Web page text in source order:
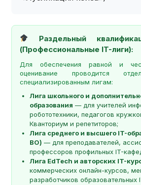
Раздельный
(Профессиональные IT-лиги):
Для обеспечения равной и
оценивание проводится
специализированным лигам:
Лига школьного и
образования — для учителей
робототехники, педагогов
Кванториум и репетиторов;
Лига среднего и высшего IT-
ВО) — для преподавателей,
профессоров профильных IT-
Лига EdTech и авторских IT-
коммерческих онлайн-курсов,
разработчиков образовательных